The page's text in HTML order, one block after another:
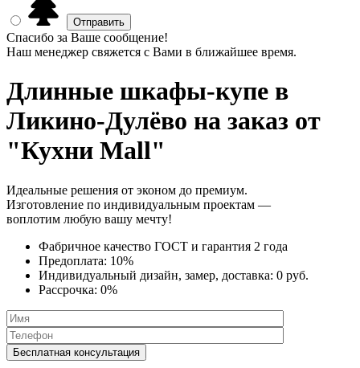
Спасибо за Ваше сообщение!
Наш менеджер свяжется с Вами в ближайшее время.
Длинные шкафы-купе в
Ликино-Дулёво на заказ от
"Кухни Mall"
Идеальные решения от эконом до премиум.
Изготовление по индивидуальным проектам —
воплотим любую вашу мечту!
Фабричное качество ГОСТ и гарантия 2 года
Предоплата: 10%
Индивидуальный дизайн, замер, доставка: 0 руб.
Рассрочка: 0%